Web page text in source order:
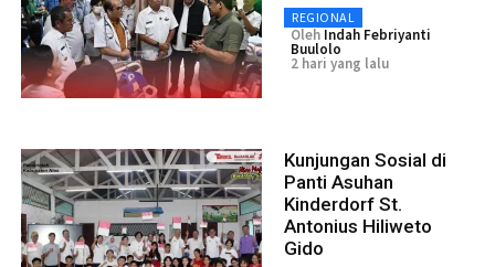
REGIONAL
Oleh Indah Febriyanti
Buulolo
2 hari yang lalu
Kunjungan Sosial di
Panti Asuhan
Kinderdorf St.
Antonius Hiliweto
Gido